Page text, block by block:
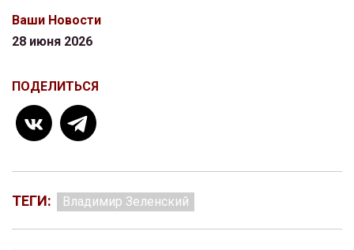
Ваши Новости
28 июня 2026
ПОДЕЛИТЬСЯ
ТЕГИ: Владимир Зеленский